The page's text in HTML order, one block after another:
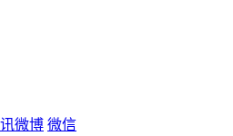
微博 微信